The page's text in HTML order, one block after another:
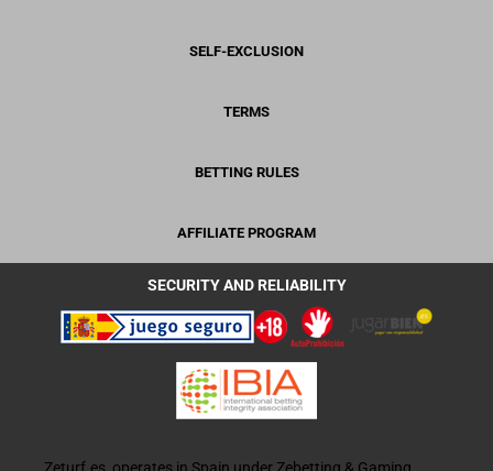
SELF-EXCLUSION
TERMS
BETTING RULES
AFFILIATE PROGRAM
SECURITY AND RELIABILITY